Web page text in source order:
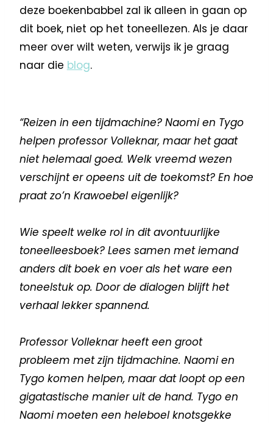
deze boekenbabbel zal ik alleen in gaan op
dit boek, niet op het toneellezen. Als je daar
meer over wilt weten, verwijs ik je graag
naar die blog.
“Reizen in een tijdmachine? Naomi en Tygo
helpen professor Volleknar, maar het gaat
niet helemaal goed. Welk vreemd wezen
verschijnt er opeens uit de toekomst? En hoe
praat zo’n Krawoebel eigenlijk?
Wie speelt welke rol in dit avontuurlijke
toneelleesboek? Lees samen met iemand
anders dit boek en voer als het ware een
toneelstuk op. Door de dialogen blijft het
verhaal lekker spannend.
Professor Volleknar heeft een groot
probleem met zijn tijdmachine. Naomi en
Tygo komen helpen, maar dat loopt op een
gigatastische manier uit de hand. Tygo en
Naomi moeten een heleboel knotsgekke